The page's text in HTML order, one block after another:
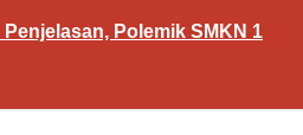
Polemik SMKN 1